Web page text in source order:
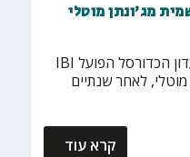
מג'ונתן מוטלי
הודעת הפועל תל אביב: מועדון הכדורסל הפועל IBI
לאחר שנתיים
קרא עוד